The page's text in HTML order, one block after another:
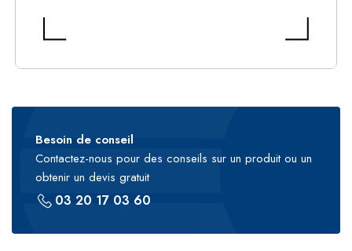
Besoin de conseil
Contactez-nous pour des conseils sur un produit ou un
obtenir un devis gratuit
03 20 17 03 60